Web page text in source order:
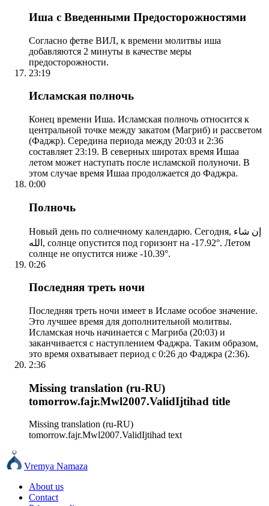
Иша с Введенными Предосторожностями
Согласно фетве ВИЛ, к времени молитвы иша
добавляются 2 минуты в качестве меры
предосторожности.
23:19
Исламская полночь
Конец времени Иша. Исламская полночь относится к
центральной точке между закатом (Магриб) и рассветом
(Фаджр). Середина периода между 20:03 и 2:36
составляет 23:19. В северных широтах время Ишаа
летом может наступать после исламской полуночи. В
этом случае время Ишаа продолжается до Фаджра.
0:00
Полночь
Новый день по солнечному календарю. Сегодня, إن شاء
الله, солнце опустится под горизонт на -17.92°. Летом
солнце не опустится ниже -10.39°.
0:26
Последняя треть ночи
Последняя треть ночи имеет в Исламе особое значение.
Это лучшее время для дополнительной молитвы.
Исламская ночь начинается с Магриба (20:03) и
заканчивается с наступлением Фаджра. Таким образом,
это время охватывает период с 0:26 до Фаджра (2:36).
2:36
Missing translation (ru-RU)
tomorrow.fajr.Mwl2007.ValidIjtihad title
Missing translation (ru-RU)
tomorrow.fajr.Mwl2007.ValidIjtihad text
Vremya Namaza
About us
Contact